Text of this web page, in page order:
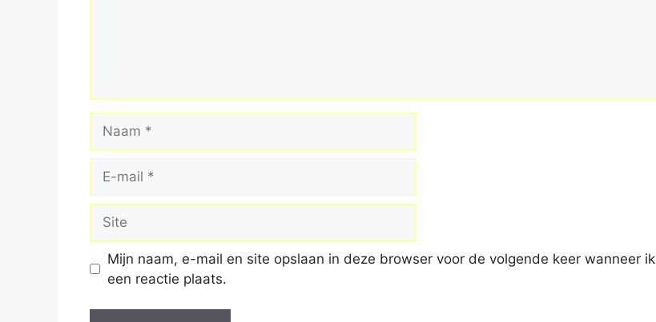
mail
Mijn naam, e-mail en site opslaan in deze browser voor de volgende keer wanneer ik
een reactie plaats.